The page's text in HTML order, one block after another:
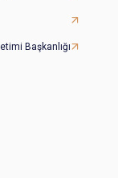
Başkanlığı